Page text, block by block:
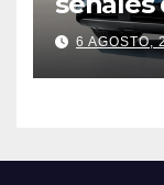
6 AGOSTO,